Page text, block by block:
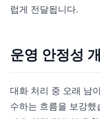
럽게 전달됩니다.
운영 안정성
대화 처리 중 오래 남
수하는 흐름을 보강